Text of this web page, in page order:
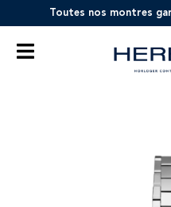
Toutes nos montres